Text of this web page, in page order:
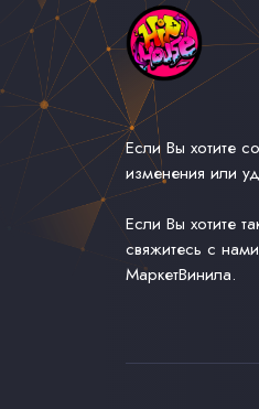
Если Вы хотите
изменения или
Если Вы хотите
свяжитесь с
МаркетВинила.